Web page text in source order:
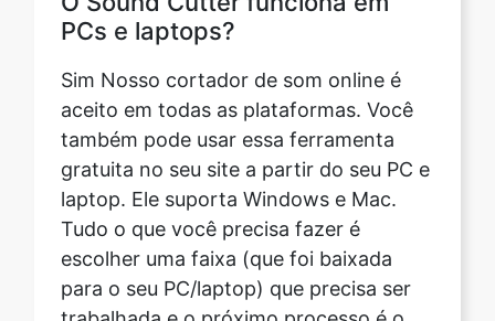
aceito em todas as plataformas. Você
também pode usar essa ferramenta
gratuita no seu site a partir do seu PC e
laptop. Ele suporta Windows e Mac.
Tudo o que você precisa fazer é
escolher uma faixa (que foi baixada
para o seu PC/laptop) que precisa ser
trabalhada e o próximo processo é o
mesmo.